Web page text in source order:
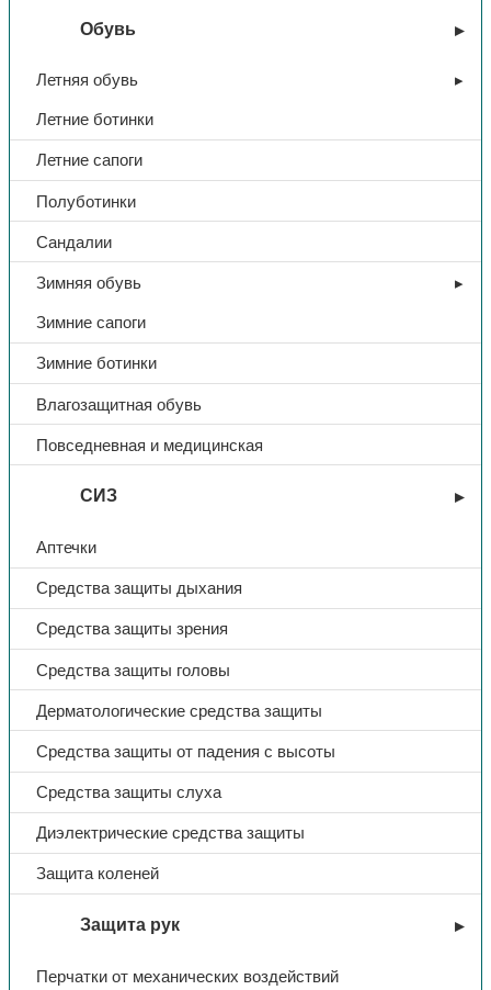
Обувь
Летняя обувь
Летние ботинки
Летние сапоги
Полуботинки
Сандалии
Зимняя обувь
Зимние сапоги
Зимние ботинки
Влагозащитная обувь
Повседневная и медицинская
СИЗ
Аптечки
Средства защиты дыхания
Средства защиты зрения
Средства защиты головы
Дерматологические средства защиты
Средства защиты от падения с высоты
Средства защиты слуха
Диэлектрические средства защиты
Защита коленей
Защита рук
Перчатки от механических воздействий